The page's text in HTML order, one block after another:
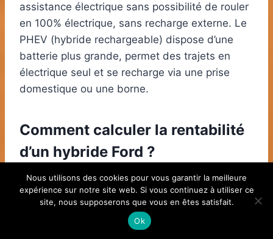
assistance électrique sans possibilité de rouler
en 100% électrique, sans recharge externe. Le
PHEV (hybride rechargeable) dispose d’une
batterie plus grande, permet des trajets en
électrique seul et se recharge via une prise
domestique ou une borne.
Comment calculer la rentabilité
d’un hybride Ford ?
Estimez vos trajets quotidiens, l’accès à la
recharge et comparez le coût total de
possession (achat, aides, entretien,
consommation). Les gains sont maximisés si la
Nous utilisons des cookies pour vous garantir la meilleure
expérience sur notre site web. Si vous continuez à utiliser ce
site, nous supposerons que vous en êtes satisfait.
Ok